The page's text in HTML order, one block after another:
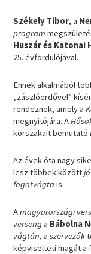
Székely Tibor, a
program
Huszár és Katonai
25. évfordulójával.
Ennek alkalmából
„zászlóerdővel”
rendeznek, amely a
megnyitójára. A
korszakait bemutató
Az évek óta nagy
lesz többek között
fogatvágtais.
Amagyarországi
versenga Bábolna
vágtán, aszervezők
képviselteti magát a